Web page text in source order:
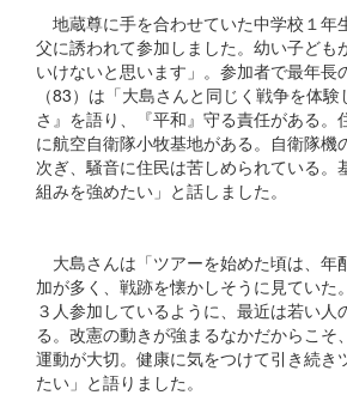
地蔵尊に手を合わせていた中学校１年
父に誘われて参加しました。幼い子ども
いけないと思います」。参加者で最年長
（83）は「大島さんと同じく戦争を体
さ』を語り、『平和』守る責任がある。
に航空自衛隊小牧基地がある。自衛隊機
次ぎ、騒音に住民は苦しめられている。
組みを強めたい」と話しました。
大島さんは「ツアーを始めた頃は、年
加が多く、戦跡を懐かしそうに見ていた
３人参加しているように、最近は若い人
る。改憲の動きが強まるなかだからこそ
運動が大切。健康に気をつけて引き続き
たい」と語りました。